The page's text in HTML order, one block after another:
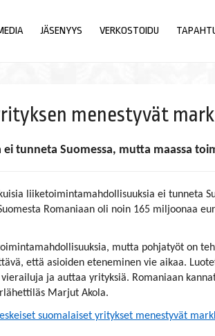
JÄSENYYS VERKOSTOIDU
menestyvät
tunneta Suomessa, mutta maassa
liiketoimintamahdollisuuksia ei tunneta
Romaniaan oli noin 165 miljoonaa
mutta pohjatyöt on
että asioiden eteneminen vie aikaa.
ja auttaa yrityksiä. Romaniaan
Marjut Akola.
suomalaiset yritykset menestyvät